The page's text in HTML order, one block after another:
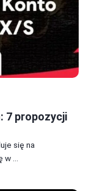
7 propozycji
się na
w ...